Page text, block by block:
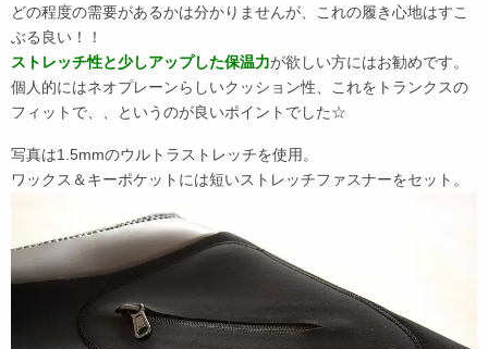
どの程度の需要があるかは分かりませんが、これの履き心地はすこ
ぶる良い！！
ストレッチ性と少しアップした保温力が欲しい方にはお勧めです。
個人的にはネオプレーンらしいクッション性、これをトランクスの
フィットで、、というのが良いポイントでした☆
写真は1.5mmのウルトラストレッチを使用。
ワックス＆キーポケットには短いストレッチファスナーをセット。